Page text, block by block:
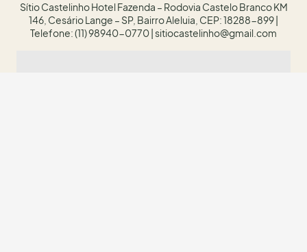
Sítio Castelinho Hotel Fazenda – Rodovia Castelo Branco KM
146, Cesário Lange – SP, Bairro Aleluia, CEP: 18288-899 |
Telefone: (11) 98940-0770 | sitiocastelinho@gmail.com